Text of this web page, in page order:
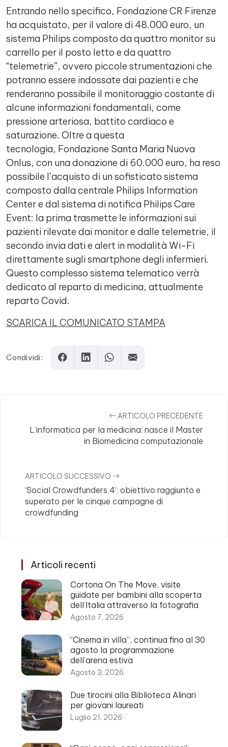
Entrando nello specifico, Fondazione CR Firenze
ha acquistato, per il valore di 48.000 euro, un
sistema Philips composto da quattro monitor su
carrello per il posto letto e da quattro
“telemetrie”, ovvero piccole strumentazioni che
potranno essere indossate dai pazienti e che
renderanno possibile il monitoraggio costante di
alcune informazioni fondamentali, come
pressione arteriosa, battito cardiaco e
saturazione. Oltre a questa
tecnologia, Fondazione Santa Maria Nuova
Onlus, con una donazione di 60.000 euro, ha reso
possibile l’acquisto di un sofisticato sistema
composto dalla centrale Philips Information
Center e dal sistema di notifica Philips Care
Event: la prima trasmette le informazioni sui
pazienti rilevate dai monitor e dalle telemetrie, il
secondo invia dati e alert in modalità Wi-Fi
direttamente sugli smartphone degli infermieri.
Questo complesso sistema telematico verrà
dedicato al reparto di medicina, attualmente
reparto Covid.
SCARICA IL COMUNICATO STAMPA
Condividi:
ARTICOLO PRECEDENTE
L’informatica per la medicina: nasce il Master
in Biomedicina computazionale
ARTICOLO SUCCESSIVO
‘Social Crowdfunders 4’: obiettivo raggiunto e
superato per le cinque campagne di
crowdfunding
Articoli recenti
Cortona On The Move, visite
guidate per bambini alla scoperta
dell’Italia attraverso la fotografia
Agosto 7, 2026
“Cinema in villa”, continua fino al 30
agosto la programmazione
dell’arena estiva
Agosto 3, 2026
Due tirocini alla Biblioteca Alinari
per giovani laureati
Luglio 21, 2026